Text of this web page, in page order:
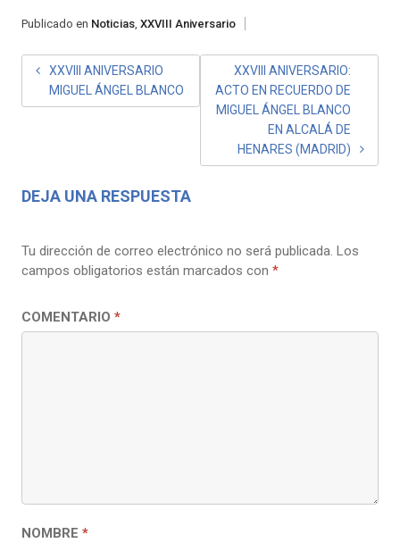
Publicado en Noticias, XXVIII Aniversario
NAVEGACIÓN
DE
XXVIII ANIVERSARIO
MIGUEL ÁNGEL BLANCO
XXVIII ANIVERSARIO:
ACTO EN RECUERDO DE
MIGUEL ÁNGEL BLANCO
EN ALCALÁ DE
HENARES (MADRID)
DEJA UNA RESPUESTA
Tu dirección de correo electrónico no será publicada. Los
campos obligatorios están marcados con *
COMENTARIO *
NOMBRE *